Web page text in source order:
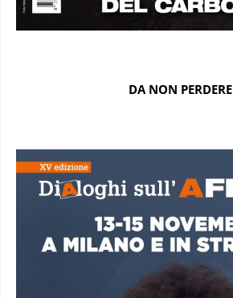
DA NON PERDERE